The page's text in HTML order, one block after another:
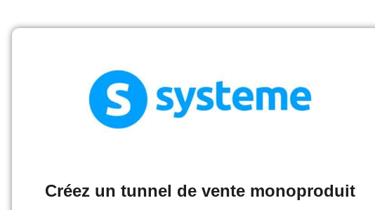
Créez un tunnel de vente monoproduit